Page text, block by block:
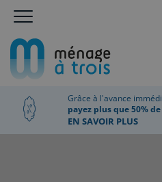
Grâce à l'avance
payez plus que 50%
EN SAVOIR PLUS